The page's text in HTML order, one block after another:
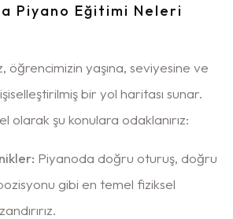
Piyano Eğitimi Neleri
öğrencimizin yaşına, seviyesine ve
bir yol haritası sunar.
olarak şu konulara odaklanırız:
Piyanoda doğru oturuş, doğru
gibi en temel fiziksel